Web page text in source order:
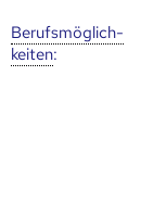
Berufs­möglich­
keiten: